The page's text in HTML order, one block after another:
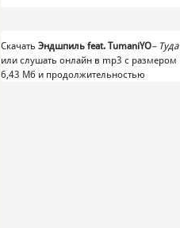
Скачать Эндшпиль feat. TumaniYO– Туда
или слушать онлайн в mp3 с размером
6,43 Mб и продолжительностью